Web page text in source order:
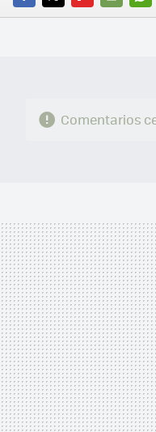
FACEBOOK
TWITTERFLIPBOARD
E-
Comentarios